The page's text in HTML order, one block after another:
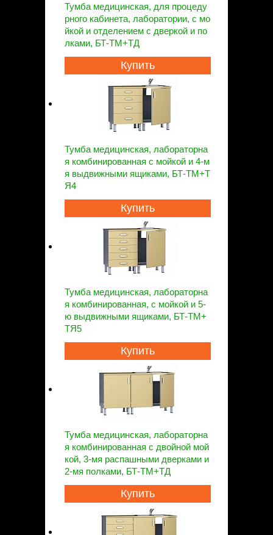
Тумба медицинская, для процеду
рного кабинета, лаборатории, с мо
йкой и отделением с дверкой и по
лками, БТ-ТМ+ТД
Купить
Тумба медицинская, лабораторна
я комбинированная с мойкой и 4-м
я выдвижными ящиками, БТ-ТМ+Т
Я4
Купить
Тумба медицинская, лабораторна
я комбинированная, с мойкой и 5-
ю выдвижными ящиками, БТ-ТМ+
ТЯ5
Купить
Тумба медицинская, лабораторна
я комбинированная с двойной мой
кой, 3-мя распашными дверками и
2-мя полками, БТ-ТМ+ТД
Купить